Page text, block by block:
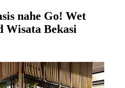
nahe Go! Wet
Bekasi